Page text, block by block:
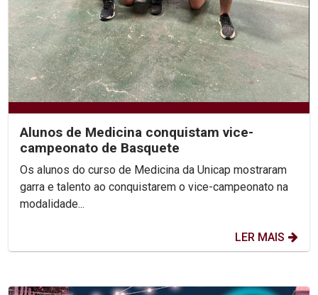
Alunos de Medicina conquistam vice-
campeonato de Basquete
Os alunos do curso de Medicina da Unicap mostraram
garra e talento ao conquistarem o vice-campeonato na
modalidade...
LER MAIS